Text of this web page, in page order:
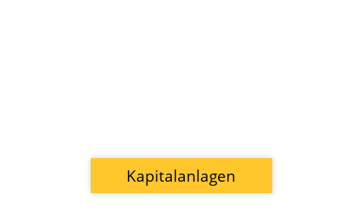
Kapitalanlagen